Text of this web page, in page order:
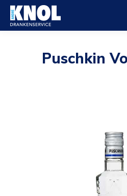
Puschkin